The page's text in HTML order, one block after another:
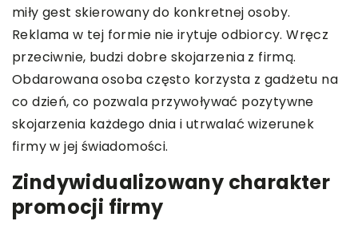
miły gest skierowany do konkretnej osoby.
Reklama w tej formie nie irytuje odbiorcy. Wręcz
przeciwnie, budzi dobre skojarzenia z firmą.
Obdarowana osoba często korzysta z gadżetu na
co dzień, co pozwala przywoływać pozytywne
skojarzenia każdego dnia i utrwalać wizerunek
firmy w jej świadomości.
Zindywidualizowany charakter
promocji firmy